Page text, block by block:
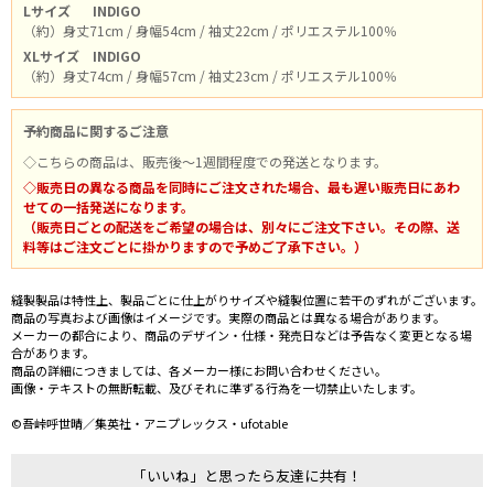
Lサイズ
INDIGO
（約）身丈71cm / 身幅54cm / 袖丈22cm / ポリエステル100％
XLサイズ
INDIGO
（約）身丈74cm / 身幅57cm / 袖丈23cm / ポリエステル100％
予約商品に関するご注意
◇こちらの商品は、販売後～1週間程度での発送となります。
◇販売日の異なる商品を同時にご注文された場合、最も遅い販売日にあわ
せての一括発送になります。
（販売日ごとの配送をご希望の場合は、別々にご注文下さい。その際、送
料等はご注文ごとに掛かりますので予めご了承下さい。）
縫製製品は特性上、製品ごとに仕上がりサイズや縫製位置に若干のずれがございます。
商品の写真および画像はイメージです。実際の商品とは異なる場合があります。
メーカーの都合により、商品のデザイン・仕様・発売日などは予告なく変更となる場
合があります。
商品の詳細につきましては、各メーカー様にお問い合わせください。
画像・テキストの無断転載、及びそれに準ずる行為を一切禁止いたします。
©吾峠呼世晴／集英社・アニプレックス・ufotable
「いいね」と思ったら友達に共有！